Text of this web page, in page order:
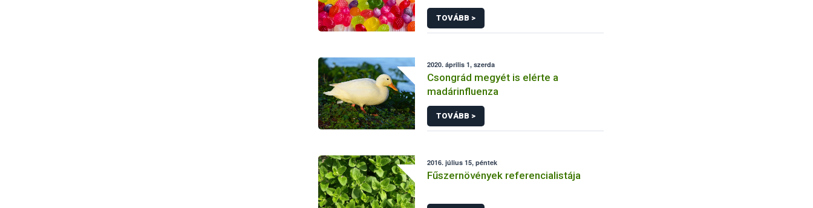
TOVÁBB >
2020. április 1, szerda
Csongrád megyét is elérte a
madárinfluenza
TOVÁBB >
2016. július 15, péntek
Fűszernövények referencialistája